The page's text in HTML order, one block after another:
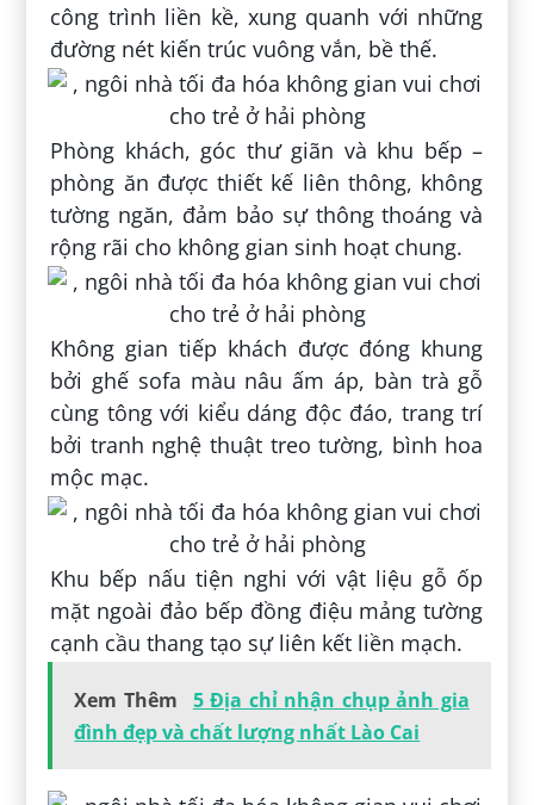
công trình liền kề, xung quanh với những
đường nét kiến trúc vuông vắn, bề thế.
Phòng khách, góc thư giãn và khu bếp –
phòng ăn được thiết kế liên thông, không
tường ngăn, đảm bảo sự thông thoáng và
rộng rãi cho không gian sinh hoạt chung.
Không gian tiếp khách được đóng khung
bởi ghế sofa màu nâu ấm áp, bàn trà gỗ
cùng tông với kiểu dáng độc đáo, trang trí
bởi tranh nghệ thuật treo tường, bình hoa
mộc mạc.
Khu bếp nấu tiện nghi với vật liệu gỗ ốp
mặt ngoài đảo bếp đồng điệu mảng tường
cạnh cầu thang tạo sự liên kết liền mạch.
Xem Thêm
5 Địa chỉ nhận chụp ảnh gia
đình đẹp và chất lượng nhất Lào Cai